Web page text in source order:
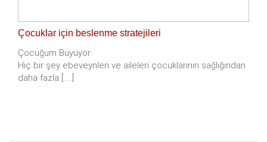
Çocuklar için beslenme stratejileri
Çocuğum Büyüyor
Hiç bir şey ebeveynleri ve aileleri çocuklarının sağlığından
daha fazla [.....]